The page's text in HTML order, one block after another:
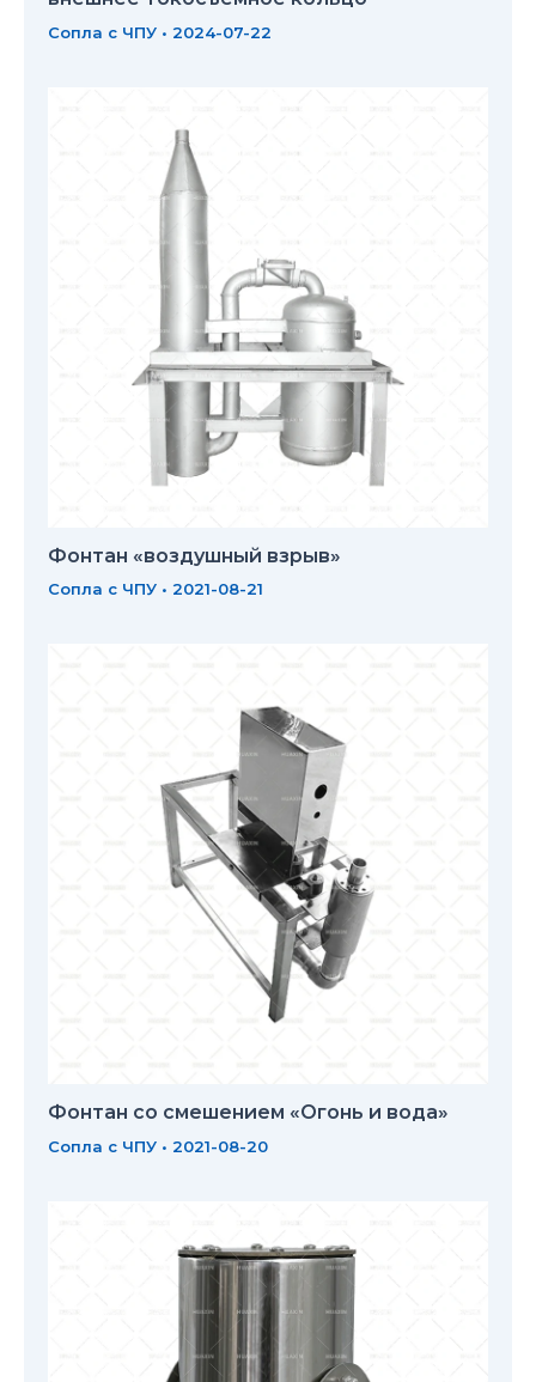
Сопла с ЧПУ • 2024-07-22
Фонтан «воздушный взрыв»
Сопла с ЧПУ • 2021-08-21
Фонтан со смешением «Огонь и вода»
Сопла с ЧПУ • 2021-08-20